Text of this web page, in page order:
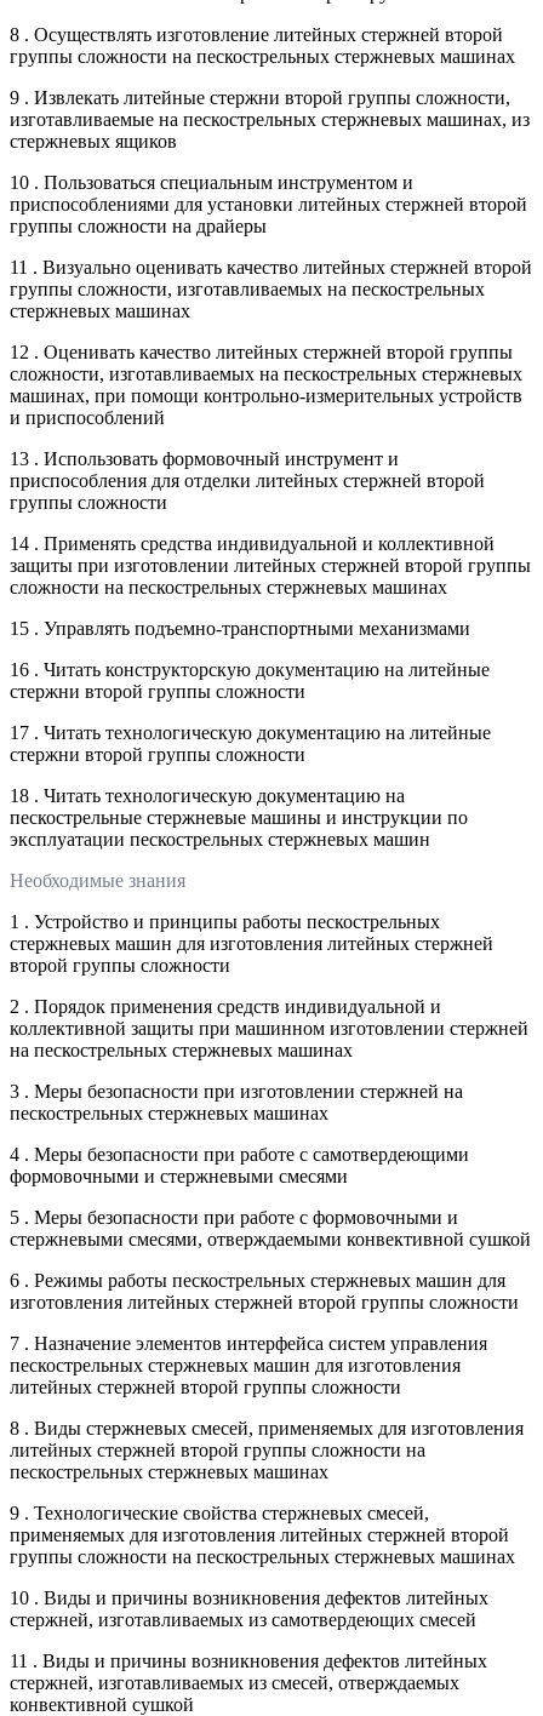
8 . Осуществлять изготовление литейных стержней второй
группы сложности на пескострельных стержневых машинах
9 . Извлекать литейные стержни второй группы сложности,
изготавливаемые на пескострельных стержневых машинах, из
стержневых ящиков
10 . Пользоваться специальным инструментом и
приспособлениями для установки литейных стержней второй
группы сложности на драйеры
11 . Визуально оценивать качество литейных стержней второй
группы сложности, изготавливаемых на пескострельных
стержневых машинах
12 . Оценивать качество литейных стержней второй группы
сложности, изготавливаемых на пескострельных стержневых
машинах, при помощи контрольно-измерительных устройств
и приспособлений
13 . Использовать формовочный инструмент и
приспособления для отделки литейных стержней второй
группы сложности
14 . Применять средства индивидуальной и коллективной
защиты при изготовлении литейных стержней второй группы
сложности на пескострельных стержневых машинах
15 . Управлять подъемно-транспортными механизмами
16 . Читать конструкторскую документацию на литейные
стержни второй группы сложности
17 . Читать технологическую документацию на литейные
стержни второй группы сложности
18 . Читать технологическую документацию на
пескострельные стержневые машины и инструкции по
эксплуатации пескострельных стержневых машин
Необходимые знания
1 . Устройство и принципы работы пескострельных
стержневых машин для изготовления литейных стержней
второй группы сложности
2 . Порядок применения средств индивидуальной и
коллективной защиты при машинном изготовлении стержней
на пескострельных стержневых машинах
3 . Меры безопасности при изготовлении стержней на
пескострельных стержневых машинах
4 . Меры безопасности при работе с самотвердеющими
формовочными и стержневыми смесями
5 . Меры безопасности при работе с формовочными и
стержневыми смесями, отверждаемыми конвективной сушкой
6 . Режимы работы пескострельных стержневых машин для
изготовления литейных стержней второй группы сложности
7 . Назначение элементов интерфейса систем управления
пескострельных стержневых машин для изготовления
литейных стержней второй группы сложности
8 . Виды стержневых смесей, применяемых для изготовления
литейных стержней второй группы сложности на
пескострельных стержневых машинах
9 . Технологические свойства стержневых смесей,
применяемых для изготовления литейных стержней второй
группы сложности на пескострельных стержневых машинах
10 . Виды и причины возникновения дефектов литейных
стержней, изготавливаемых из самотвердеющих смесей
11 . Виды и причины возникновения дефектов литейных
стержней, изготавливаемых из смесей, отверждаемых
конвективной сушкой